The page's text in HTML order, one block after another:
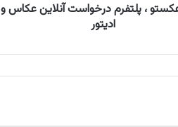
، پلتفرم درخواست آنلاین عکاس و
ادیتور